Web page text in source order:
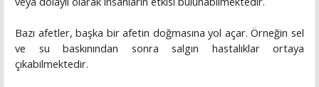
Bazı afetler, başka bir afetin doğmasına yol açar. Örneğin sel
ve su baskınından sonra salgın hastalıklar ortaya
çıkabilmektedir.